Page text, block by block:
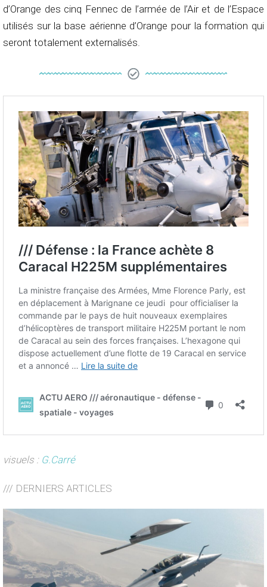
d’Orange des cinq Fennec de l’armée de l’Air et de l’Espace
utilisés sur la base aérienne d’Orange pour la formation qui
seront totalement externalisés.
visuels : G.Carré
/// DERNIERS ARTICLES